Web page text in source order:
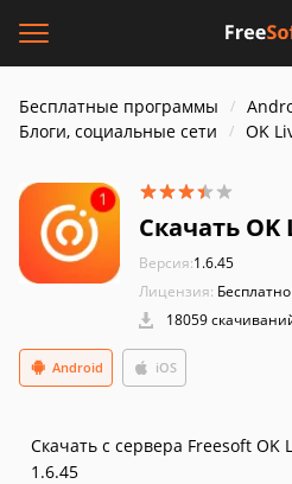
Бесплатные программы
Блоги, социальные сети
OK
Скачать OK
Версия:1.6.45
Лицензия:
18059
Android iOS
Скачать с сервера Freesoft OK
1.6.45